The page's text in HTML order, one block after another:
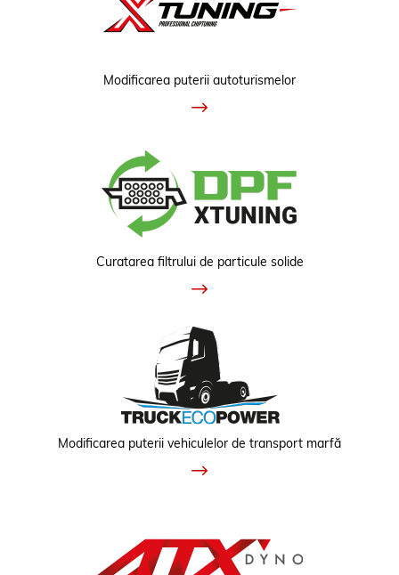
Modificarea puterii autoturismelor
Curatarea filtrului de particule solide
Modificarea puterii vehiculelor de transport marfă